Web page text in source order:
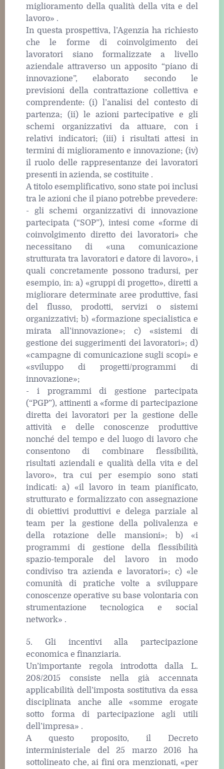
miglioramento della qualità della vita e del
lavoro» .
In questa prospettiva, l’Agenzia ha richiesto
che le forme di coinvolgimento dei
lavoratori siano formalizzate a livello
aziendale attraverso un apposito “piano di
innovazione”, elaborato secondo le
previsioni della contrattazione collettiva e
comprendente: (i) l’analisi del contesto di
partenza; (ii) le azioni partecipative e gli
schemi organizzativi da attuare, con i
relativi indicatori; (iii) i risultati attesi in
termini di miglioramento e innovazione; (iv)
il ruolo delle rappresentanze dei lavoratori
presenti in azienda, se costituite .
A titolo esemplificativo, sono state poi inclusi
tra le azioni che il piano potrebbe prevedere:
- gli schemi organizzativi di innovazione
partecipata (“SOP”), intesi come «forme di
coinvolgimento diretto dei lavoratori» che
necessitano di «una comunicazione
strutturata tra lavoratori e datore di lavoro», i
quali concretamente possono tradursi, per
esempio, in: a) «gruppi di progetto», diretti a
migliorare determinate aree produttive, fasi
del flusso, prodotti, servizi o sistemi
organizzativi; b) «formazione specialistica e
mirata all’innovazione»; c) «sistemi di
gestione dei suggerimenti dei lavoratori»; d)
«campagne di comunicazione sugli scopi» e
«sviluppo di progetti/programmi di
innovazione»;
- i programmi di gestione partecipata
(“PGP”), attinenti a «forme di partecipazione
diretta dei lavoratori per la gestione delle
attività e delle conoscenze produttive
nonché del tempo e del luogo di lavoro che
consentono di combinare flessibilità,
risultati aziendali e qualità della vita e del
lavoro», tra cui per esempio sono stati
indicati: a) «il lavoro in team pianificato,
strutturato e formalizzato con assegnazione
di obiettivi produttivi e delega parziale al
team per la gestione della polivalenza e
della rotazione delle mansioni»; b) «i
programmi di gestione della flessibilità
spazio-temporale del lavoro in modo
condiviso tra azienda e lavoratori»; c) «le
comunità di pratiche volte a sviluppare
conoscenze operative su base volontaria con
strumentazione tecnologica e social
network» .
5. Gli incentivi alla partecipazione
economica e finanziaria.
Un’importante regola introdotta dalla L.
208/2015 consiste nella già accennata
applicabilità dell’imposta sostitutiva da essa
disciplinata anche alle «somme erogate
sotto forma di partecipazione agli utili
dell’impresa» .
A questo proposito, il Decreto
interministeriale del 25 marzo 2016 ha
sottolineato che, ai fini ora menzionati, «per